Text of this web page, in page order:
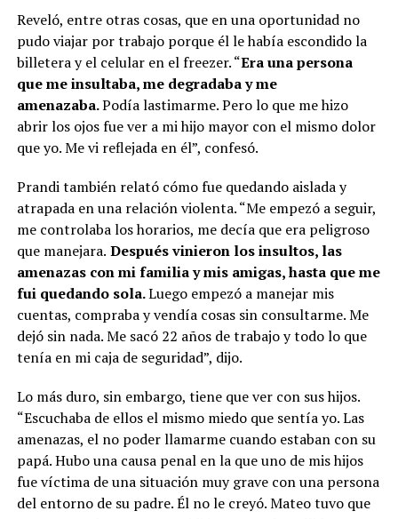
Reveló, entre otras cosas, que en una oportunidad no
pudo viajar por trabajo porque él le había escondido la
billetera y el celular en el freezer. “Era una persona
que me insultaba, me degradaba y me
amenazaba.Podía lastimarme. Pero lo que me hizo
abrir los ojos fue ver a mi hijo mayor con el mismo dolor
que yo. Me vi reflejada en él”, confesó.
Prandi también relató cómo fue quedando aislada y
atrapada en una relación violenta. “Me empezó a seguir,
me controlaba los horarios, me decía que era peligroso
que manejara. Después vinieron los insultos, las
amenazas con mi familia y mis amigas, hasta que me
fui quedando sola.Luego empezó a manejar mis
cuentas, compraba y vendía cosas sin consultarme. Me
dejó sin nada. Me sacó 22 años de trabajo y todo lo que
tenía en mi caja de seguridad”, dijo.
Lo más duro, sin embargo, tiene que ver con sus hijos.
“Escuchaba de ellos el mismo miedo que sentía yo. Las
amenazas, el no poder llamarme cuando estaban con su
papá. Hubo una causa penal en la que uno de mis hijos
fue víctima de una situación muy grave con una persona
del entorno de su padre. Él no le creyó. Mateo tuvo que